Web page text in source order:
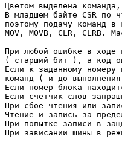
Цветом выделена
В младшем байте CSR по
поэтому подачу команд в
MOV, MOVB, CLR, CLRB.
При любой ошибке в ходе
( старший бит ), а код
Если к заданному
команд ( и до
Если номер блока
Если счётчик слов
При сбое чтения или
Чтение и запись за
При попытке записи в
При зависании шины в